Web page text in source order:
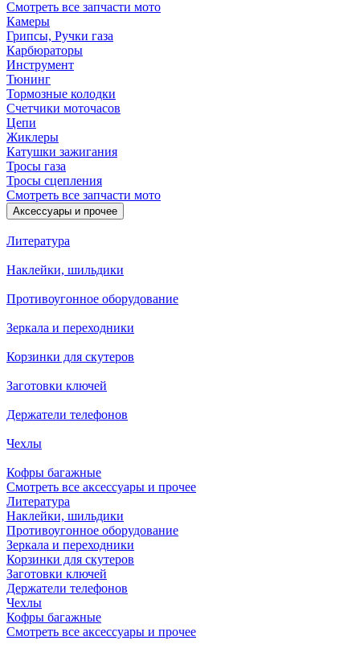
Смотреть все запчасти мото
Камеры
Грипсы, Ручки газа
Карбюраторы
Инструмент
Тюнинг
Тормозные колодки
Счетчики моточасов
Цепи
Жиклеры
Катушки зажигания
Тросы газа
Тросы сцепления
Смотреть все запчасти мото
Аксессуары и прочее
Литература
Наклейки, шильдики
Противоугонное оборудование
Зеркала и переходники
Корзинки для скутеров
Заготовки ключей
Держатели телефонов
Чехлы
Кофры багажные
Смотреть все аксессуары и прочее
Литература
Наклейки, шильдики
Противоугонное оборудование
Зеркала и переходники
Корзинки для скутеров
Заготовки ключей
Держатели телефонов
Чехлы
Кофры багажные
Смотреть все аксессуары и прочее